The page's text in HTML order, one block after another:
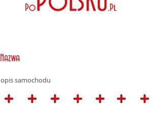
Nazwa
opis samochodu